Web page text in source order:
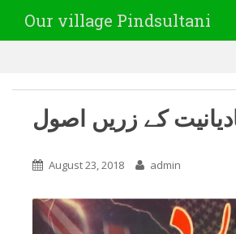
Our village Pindsultani
کے زریں اصول
August 23, 2018 admin